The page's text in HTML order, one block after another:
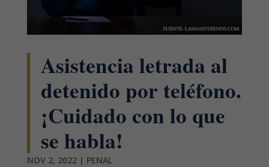
Asistencia letrada al
detenido por teléfono.
¡Cuidado con lo que
se habla!
NOV 2, 2022| PENAL